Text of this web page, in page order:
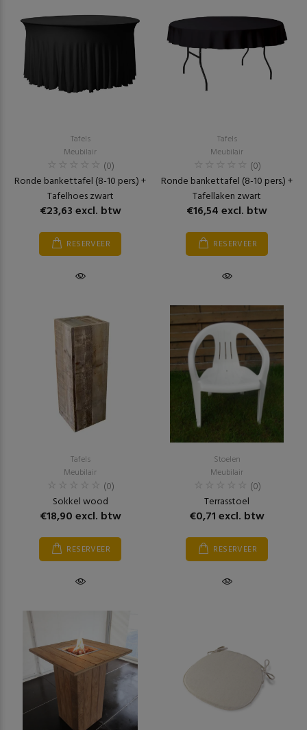
Tafels
Meubilair
(0)
Ronde bankettafel (8-10 pers.) +
Tafelhoes zwart
€23,63 excl. btw
RESERVEER
Tafels
Meubilair
(0)
Ronde bankettafel (8-10 pers.) +
Tafellaken zwart
€16,54 excl. btw
RESERVEER
Tafels
Meubilair
(0)
Sokkel wood
€18,90 excl. btw
RESERVEER
Stoelen
Meubilair
(0)
Terrasstoel
€0,71 excl. btw
RESERVEER